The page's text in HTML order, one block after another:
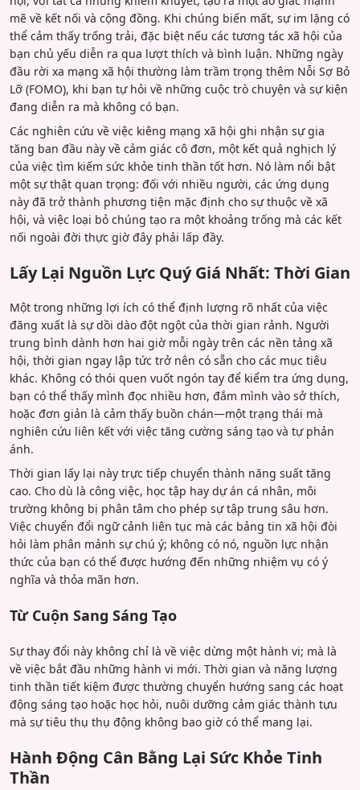
mẽ về kết nối và cộng đồng. Khi chúng biến mất, sự im lặng có
thể cảm thấy trống trải, đặc biệt nếu các tương tác xã hội của
bạn chủ yếu diễn ra qua lượt thích và bình luận. Những ngày
đầu rời xa mạng xã hội thường làm trầm trọng thêm Nỗi Sợ Bỏ
Lỡ (FOMO), khi bạn tự hỏi về những cuộc trò chuyện và sự kiện
đang diễn ra mà không có bạn.
Các nghiên cứu về việc kiêng mạng xã hội ghi nhận sự gia
tăng ban đầu này về cảm giác cô đơn, một kết quả nghịch lý
của việc tìm kiếm sức khỏe tinh thần tốt hơn. Nó làm nổi bật
một sự thật quan trọng: đối với nhiều người, các ứng dụng
này đã trở thành phương tiện mặc định cho sự thuộc về xã
hội, và việc loại bỏ chúng tạo ra một khoảng trống mà các kết
nối ngoài đời thực giờ đây phải lấp đầy.
Lấy Lại Nguồn Lực Quý Giá Nhất: Thời Gian
Một trong những lợi ích có thể định lượng rõ nhất của việc
đăng xuất là sự dồi dào đột ngột của thời gian rảnh. Người
trung bình dành hơn hai giờ mỗi ngày trên các nền tảng xã
hội, thời gian ngay lập tức trở nên có sẵn cho các mục tiêu
khác. Không có thói quen vuốt ngón tay để kiểm tra ứng dụng,
bạn có thể thấy mình đọc nhiều hơn, đắm mình vào sở thích,
hoặc đơn giản là cảm thấy buồn chán—một trạng thái mà
nghiên cứu liên kết với việc tăng cường sáng tạo và tự phản
ánh.
Thời gian lấy lại này trực tiếp chuyển thành năng suất tăng
cao. Cho dù là công việc, học tập hay dự án cá nhân, môi
trường không bị phân tâm cho phép sự tập trung sâu hơn.
Việc chuyển đổi ngữ cảnh liên tục mà các bảng tin xã hội đòi
hỏi làm phân mảnh sự chú ý; không có nó, nguồn lực nhận
thức của bạn có thể được hướng đến những nhiệm vụ có ý
nghĩa và thỏa mãn hơn.
Từ Cuộn Sang Sáng Tạo
Sự thay đổi này không chỉ là về việc dừng một hành vi; mà là
về việc bắt đầu những hành vi mới. Thời gian và năng lượng
tinh thần tiết kiệm được thường chuyển hướng sang các hoạt
động sáng tạo hoặc học hỏi, nuôi dưỡng cảm giác thành tựu
mà sự tiêu thụ thụ động không bao giờ có thể mang lại.
Hành Động Cân Bằng Lại Sức Khỏe Tinh
Thần